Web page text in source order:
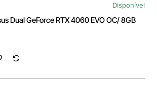
Disponível
Dual GeForce RTX 4060 EVO OC/ 8GB